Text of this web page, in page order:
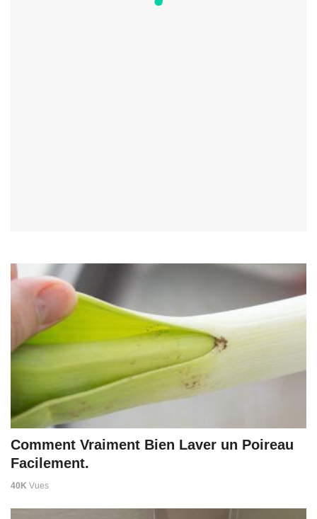
Comment Vraiment Bien Laver un Poireau
Facilement.
40K Vues